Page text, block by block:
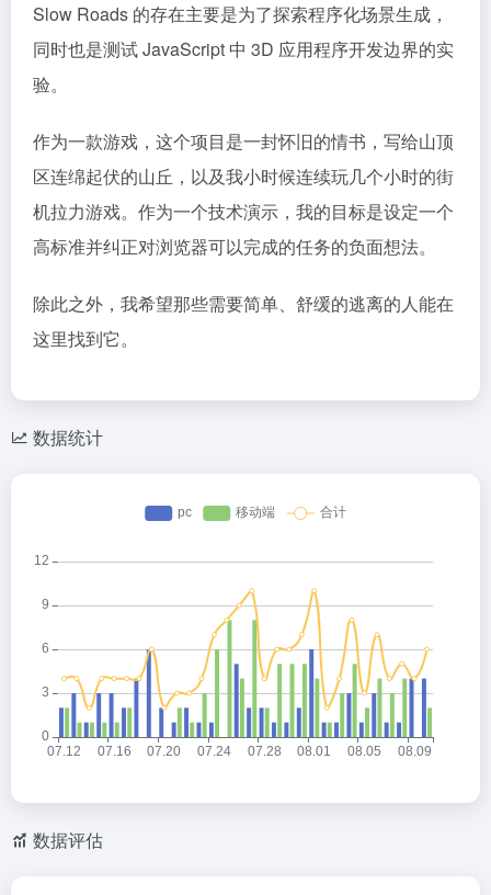
Slow Roads 的存在主要是为了探索程序化场景生成，
同时也是测试 JavaScript 中 3D 应用程序开发边界的实
验。
作为一款游戏，这个项目是一封怀旧的情书，写给山顶
区连绵起伏的山丘，以及我小时候连续玩几个小时的街
机拉力游戏。作为一个技术演示，我的目标是设定一个
高标准并纠正对浏览器可以完成的任务的负面想法。
除此之外，我希望那些需要简单、舒缓的逃离的人能在
这里找到它。
数据统计
数据评估